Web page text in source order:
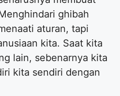
ghibah
aturan, tapi
kita. Saat kita
lain, sebenarnya kita
kita sendiri dengan